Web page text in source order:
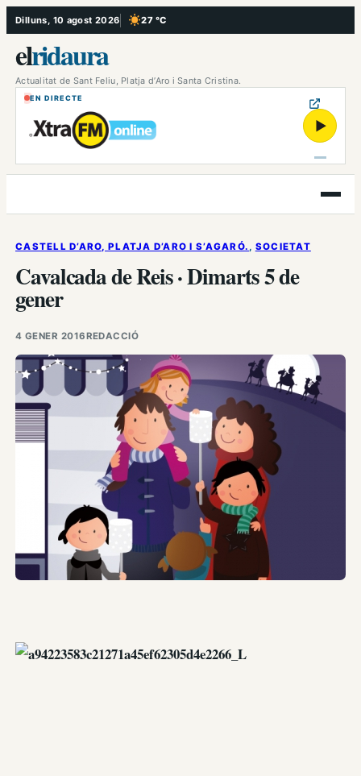
Vés
al
contingut
Dilluns, 10 agost 2026 27 °C
, Cel serè
elridaura
Actualitat de Sant Feliu, Platja d’Aro i Santa Cristina.
EN DIRECTE
▶
Obre
el
CASTELL D’ARO, PLATJA D’ARO I S’AGARÓ. , SOCIETAT
Cavalcada de Reis · Dimarts 5 de
gener
4 GENER 2016REDACCIÓ